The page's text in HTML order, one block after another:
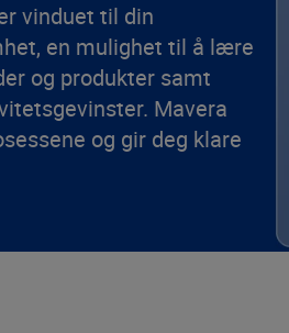
vinduet til din
en mulighet til å lære
og produkter samt
Mavera
og gir deg klare